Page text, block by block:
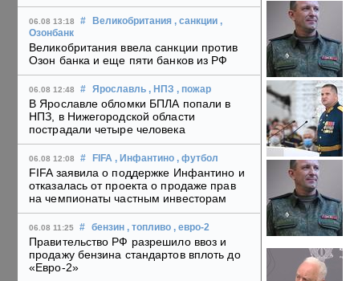
06.08 13:18 # Великобритания , санкции ,
Озонбанк
Великобритания ввела санкции против
Озон банка и еще пяти банков из РФ
06.08 12:48 # Ярославль , НПЗ , пожар
В Ярославле обломки БПЛА попали в
НПЗ, в Нижегородской области
пострадали четыре человека
06.08 12:08 # FIFA , Инфантино , футбол
FIFA заявила о поддержке Инфантино и
отказалась от проекта о продаже прав
на чемпионаты частным инвесторам
06.08 11:25 # бензин , топливо , евро-2
Правительство РФ разрешило ввоз и
продажу бензина стандартов вплоть до
«Евро-2»